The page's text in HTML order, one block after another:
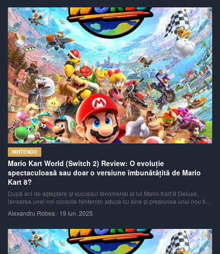
NINTENDO
Mario Kart World (Switch 2) Review: O evoluție
spectaculoasă sau doar o versiune îmbunătățită de Mario
Kart 8?
După ani de așteptare și succesul fenomenal al lui Mario Kart 8 Deluxe,
lansarea unei noi console Nintendo aduce cu sine și presiunea unui nou titlu
de a fi cel mai ambițios joc din serie de până acum. Dar reușește oare să
Alexandru Robea · 19 iun. 2025